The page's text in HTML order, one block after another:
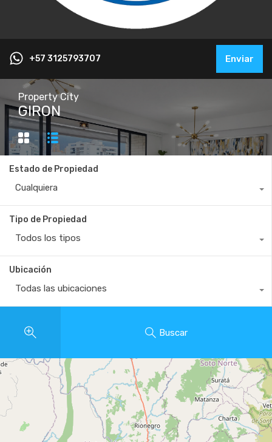
+57 3125793707 Enviar
Property City
GIRON
Estado de Propiedad
Cualquiera
Tipo de Propiedad
Todos los tipos
Ubicación
Todas las ubicaciones
Buscar